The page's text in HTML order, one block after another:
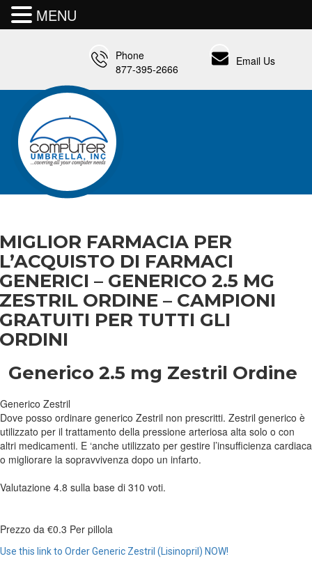
Email Us
Phone
877-395-2666
MIGLIOR FARMACIA PER
L’ACQUISTO DI FARMACI
GENERICI – GENERICO 2.5 MG
ZESTRIL ORDINE – CAMPIONI
GRATUITI PER TUTTI GLI
ORDINI
Generico 2.5 mg Zestril Ordine
Generico Zestril
Dove posso ordinare generico Zestril non prescritti. Zestril generico è
utilizzato per il trattamento della pressione arteriosa alta solo o con
altri medicamenti. E ‘anche utilizzato per gestire l’insufficienza cardiaca
o migliorare la sopravvivenza dopo un infarto.
Valutazione 4.8 sulla base di 310 voti.
Prezzo da €0.3 Per pillola
Use this link to Order Generic Zestril (Lisinopril) NOW!
MENU